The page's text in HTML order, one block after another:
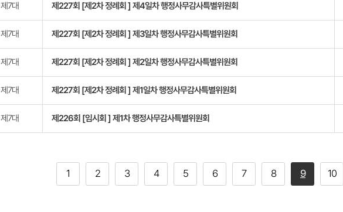
제7대 제227회 [제2차 정례회 ] 제4일차 행정사무감사특별위원회
제7대 제227회 [제2차 정례회 ] 제3일차 행정사무감사특별위원회
제7대 제227회 [제2차 정례회 ] 제2일차 행정사무감사특별위원회
제7대 제227회 [제2차 정례회 ] 제1일차 행정사무감사특별위원회
제7대 제226회 [임시회 ] 제1차 행정사무감사특별위원회
1 2 3 4 5 6 7 8 9 10